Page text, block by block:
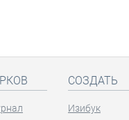
СОЗДАТЬ
Изибук